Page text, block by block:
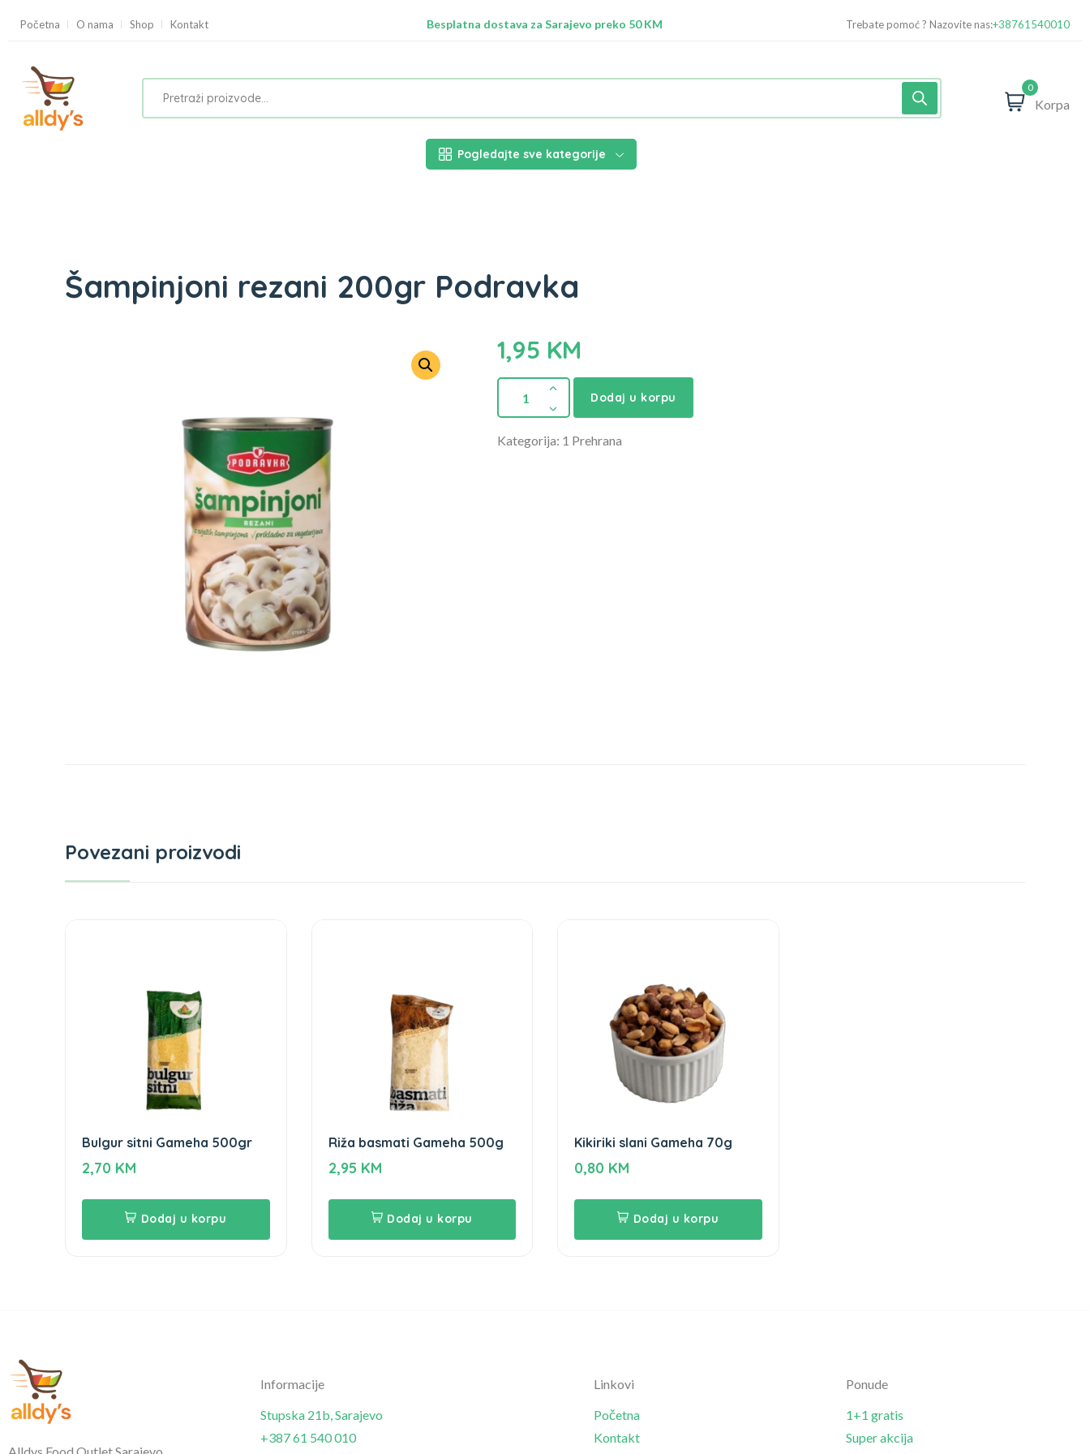
Početna O nama Shop Kontakt
Besplatna dostava za Sarajevo preko 50 KM
Trebate pomoć ? Nazovite nas:+38761540010
0
Korpa
Pogledajte sve kategorije
Šampinjoni rezani 200gr Podravka
1,95 KM
Dodaj u korpu
Kategorija: 1 Prehrana
Povezani proizvodi
Bulgur sitni Gameha 500gr
2,70 KM
Dodaj u korpu
Riža basmati Gameha 500g
2,95 KM
Dodaj u korpu
Kikiriki slani Gameha 70g
0,80 KM
Dodaj u korpu
Informacije
Stupska 21b, Sarajevo
+387 61 540 010
Linkovi
Početna
Kontakt
Ponude
1+1 gratis
Super akcija